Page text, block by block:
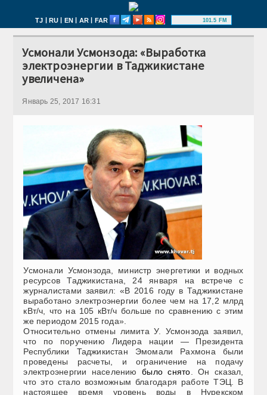
TJ | RU | EN | AR | FAR 101.5 FM
Усмонали Усмонзода: «Выработка
электроэнергии в Таджикистане
увеличена»
Январь 25, 2017 16:31
Усмонали Усмонзода, министр энергетики и водных
ресурсов Таджикистана, 24 января на встрече с
журналистами заявил: «В 2016 году в Таджикистане
выработано электроэнергии более чем на 17,2 млрд
кВт/ч, что на 105 кВт/ч больше по сравнению с этим
же периодом 2015 года».
Относительно отмены лимита У. Усмонзода заявил,
что по поручению Лидера нации — Президента
Республики Таджикистан Эмомали Рахмона были
проведены расчеты, и ограничение на подачу
электроэнергии населениюбыло снято. Он сказал,
что это стало возможным благодаря работе ТЭЦ. В
настоящее время уровень воды в Нурекском